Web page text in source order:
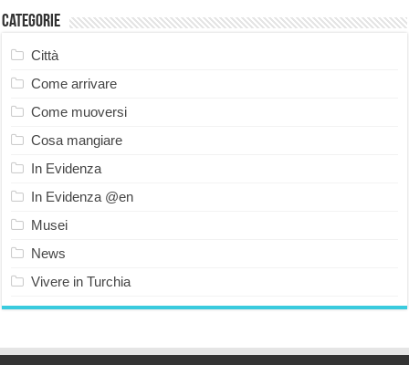
Categorie
Città
Come arrivare
Come muoversi
Cosa mangiare
In Evidenza
In Evidenza @en
Musei
News
Vivere in Turchia